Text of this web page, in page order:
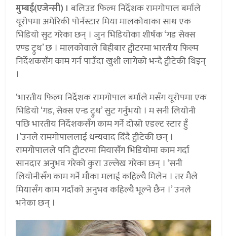
मुम्बई(एजेन्सी) । बलिउड फिल्म निर्देशक रामगोपाल बर्माले
यूरोपमा अमेरिकी पोर्नस्टार मिया मालकोवाका साथ एक
भिडियो सुट गरेका छन् । जुन भिडियोका शीर्षक ‘गड सेक्स
एण्ड ट्रुथ’ छ । मालकोवाले बिहीबार ट्वीटरमा भारतीय फिल्म
निर्देशकसँग काम गर्न पाउँदा खुशी लागेको भन्दै ट्वीटेकी थिइन्
।
‘भारतीय फिल्म निर्देशक रामगोपाल बर्माले मसँग यूरोपमा एक
भिडियो ‘गड, सेक्स एन्ड ट्रुथ’ सुट गर्नुभयो । म सनी लियोनी
पछि भारतीय निर्देशकसँग काम गर्ने दोस्रो एडल्ट स्टार हुँ
।’उनले रामगोपाललाई धन्यवाद दिँदै ट्वीटेकी छन् ।
रामगोपालले पनि ट्वीटरमा मियासँग भिडियोमा काम गर्दा
सानदार अनुभव गरेको कुरा उल्लेख गरेका छन् । ‘सनी
लियोनीसँग काम गर्ने मौका मलाई कहिल्यै मिलेन । तर मैले
मियासँग काम गर्दाको अनुभव कहिल्यै भूल्ने छैन ।’ उनले
भनेका छन् ।